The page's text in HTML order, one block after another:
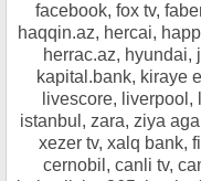
facebook, fox tv,
haqqin.az, hercai,
herrac.az, hyundai,
kapital.bank, kiraye
livescore,
istanbul, zara, ziya
xezer tv, xalq bank,
cernobil, canli tv,